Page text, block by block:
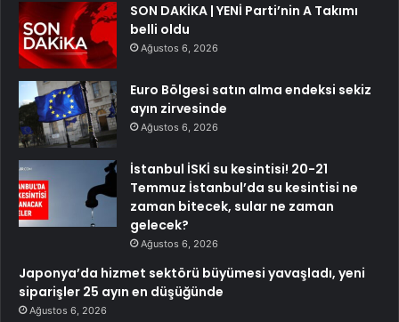
SON DAKİKA | YENİ Parti’nin A Takımı
belli oldu
Ağustos 6, 2026
Euro Bölgesi satın alma endeksi sekiz
ayın zirvesinde
Ağustos 6, 2026
İstanbul İSKİ su kesintisi! 20-21
Temmuz İstanbul’da su kesintisi ne
zaman bitecek, sular ne zaman
gelecek?
Ağustos 6, 2026
Japonya’da hizmet sektörü büyümesi yavaşladı, yeni
siparişler 25 ayın en düşüğünde
Ağustos 6, 2026